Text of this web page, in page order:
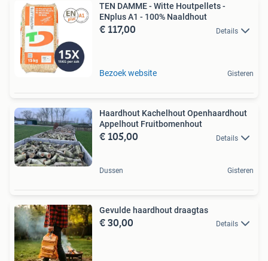
TEN DAMME - Witte Houtpellets -
ENplus A1 - 100% Naaldhout
€ 117,00 Details
Bezoek website Gisteren
Haardhout Kachelhout Openhaardhout
Appelhout Fruitbomenhout
€ 105,00 Details
Dussen Gisteren
Gevulde haardhout draagtas
€ 30,00 Details